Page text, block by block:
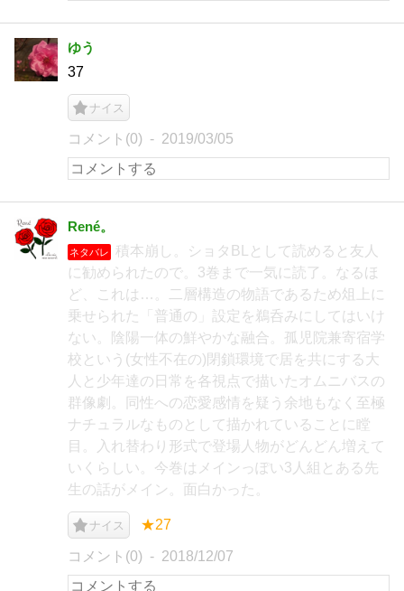
ゆう
37
ナイス
コメント(0) 2019/03/05
René。
ネタバレ
積本崩し。ショタBLとして読めると友人
に勧められたので。3巻まで一気に読了。なるほ
ど、これは…。二層構造の物語であるため俎上に
乗せられた「普通の」設定を鵜呑みにしてはいけ
ない。陰陽一体の鮮やかな融合。孤児院兼寄宿学
校という(女性不在の)閉鎖環境で居を共にする大
人と少年達の日常を各視点で描いたオムニバスの
群像劇。同性への恋愛感情を疑う余地もなく至極
ナチュラルなものとして描かれていることに瞠
目。入れ替わり形式で登場人物がどんどん増えて
いくらしい。今巻はメインっぽい3人組とある先
生の話がメイン。面白かった。
ナイス ★27
コメント(0) 2018/12/07